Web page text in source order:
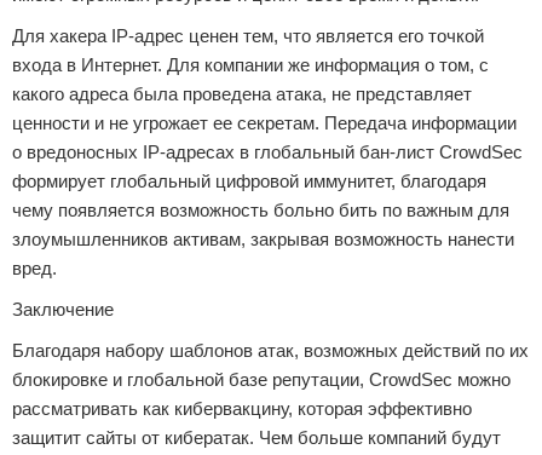
Для хакера IP-адрес ценен тем, что является его точкой
входа в Интернет. Для компании же информация о том, с
какого адреса была проведена атака, не представляет
ценности и не угрожает ее секретам. Передача информации
о вредоносных IP-адресах в глобальный бан-лист CrowdSec
формирует глобальный цифровой иммунитет, благодаря
чему появляется возможность больно бить по важным для
злоумышленников активам, закрывая возможность нанести
вред.
Заключение
Благодаря набору шаблонов атак, возможных действий по их
блокировке и глобальной базе репутации, CrowdSec можно
рассматривать как кибервакцину, которая эффективно
защитит сайты от кибератак. Чем больше компаний будут